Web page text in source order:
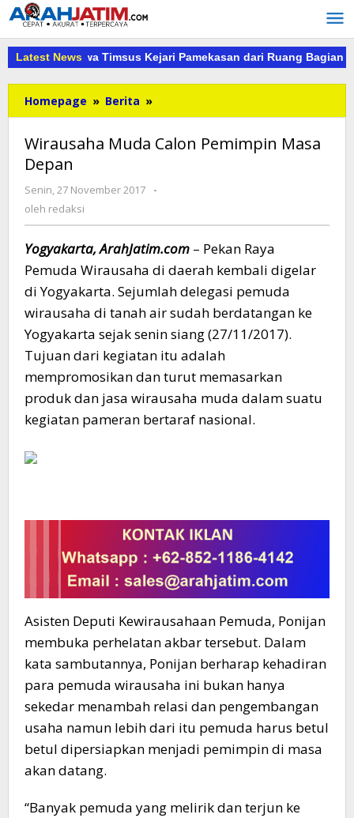
Lewati
ke
konten
Latest News
Merah Dibawa Timsus Kejari Pamekasan dari Ruang Bagian
Homepage » Berita »
Muda
Pemimpin
Wirausaha Muda Calon Pemimpin Masa
Depan
Senin, 27 November 2017
oleh
-
oleh redaksi
Yogyakarta, ArahJatim.com – Pekan Raya
Pemuda Wirausaha di daerah kembali digelar
di Yogyakarta. Sejumlah delegasi pemuda
wirausaha di tanah air sudah berdatangan ke
Yogyakarta sejak senin siang (27/11/2017).
Tujuan dari kegiatan itu adalah
mempromosikan dan turut memasarkan
produk dan jasa wirausaha muda dalam suatu
kegiatan pameran bertaraf nasional.
Asisten Deputi Kewirausahaan Pemuda, Ponijan
membuka perhelatan akbar tersebut. Dalam
kata sambutannya, Ponijan berharap kehadiran
para pemuda wirausaha ini bukan hanya
sekedar menambah relasi dan pengembangan
usaha namun lebih dari itu pemuda harus betul
betul dipersiapkan menjadi pemimpin di masa
akan datang.
“Banyak pemuda yang melirik dan terjun ke